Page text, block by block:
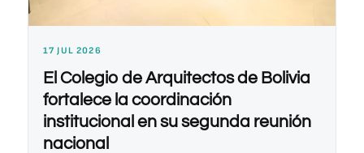
17 JUL 2026
El Colegio de Arquitectos de Bolivia
fortalece la coordinación
institucional en su segunda reunión
nacional